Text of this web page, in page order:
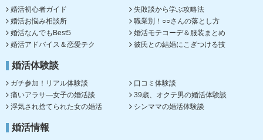
婚活初心者ガイド
失敗談から学ぶ攻略法
婚活お悩み相談所
職業別！○○さんの落とし方
婚活なんでもBest5
婚活モテコーデ＆服装まとめ
婚活アドバイス＆恋愛テク
彼氏との結婚にこぎつける技
婚活体験談
ガチ参加！リアル体験談
口コミ体験談
痛いアラサ―女子の婚活談
39歳、オクテ男の婚活体験談
浮気され捨てられた女の婚活
シンママの婚活体験談
婚活情報